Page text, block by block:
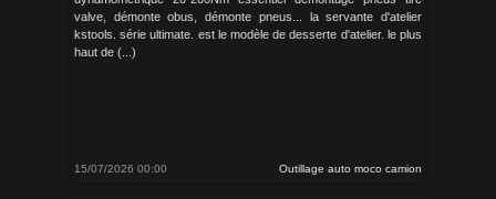
valve, démonte obus, démonte pneus... la servante d'atelier
kstools. série ultimate. est le modèle de desserte d'atelier. le plus
haut de (...)
15/07/2026 00:00 Outillage auto moco camion